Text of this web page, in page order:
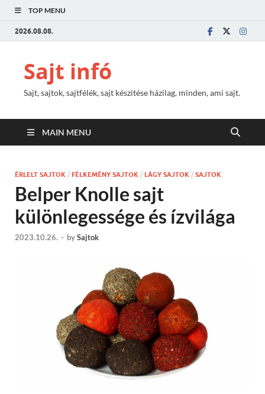
TOP MENU
2026.08.08.
Sajt infó
Sajt, sajtok, sajtfélék, sajt készitése házilag, minden, ami sajt.
MAIN MENU
ÉRLELT SAJTOK / FÉLKEMÉNY SAJTOK / LÁGY SAJTOK / SAJTOK
Belper Knolle sajt
különlegessége és ízvilága
2023.10.26. - bySajtok